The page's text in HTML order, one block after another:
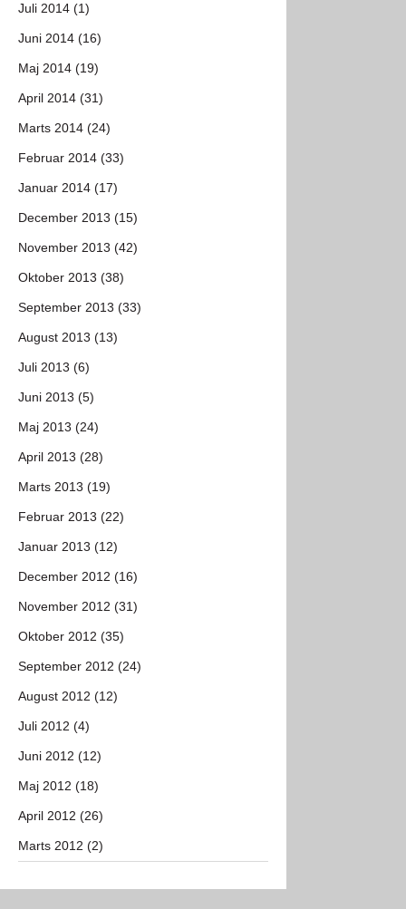
Juli 2014 (1)
Juni 2014 (16)
Maj 2014 (19)
April 2014 (31)
Marts 2014 (24)
Februar 2014 (33)
Januar 2014 (17)
December 2013 (15)
November 2013 (42)
Oktober 2013 (38)
September 2013 (33)
August 2013 (13)
Juli 2013 (6)
Juni 2013 (5)
Maj 2013 (24)
April 2013 (28)
Marts 2013 (19)
Februar 2013 (22)
Januar 2013 (12)
December 2012 (16)
November 2012 (31)
Oktober 2012 (35)
September 2012 (24)
August 2012 (12)
Juli 2012 (4)
Juni 2012 (12)
Maj 2012 (18)
April 2012 (26)
Marts 2012 (2)